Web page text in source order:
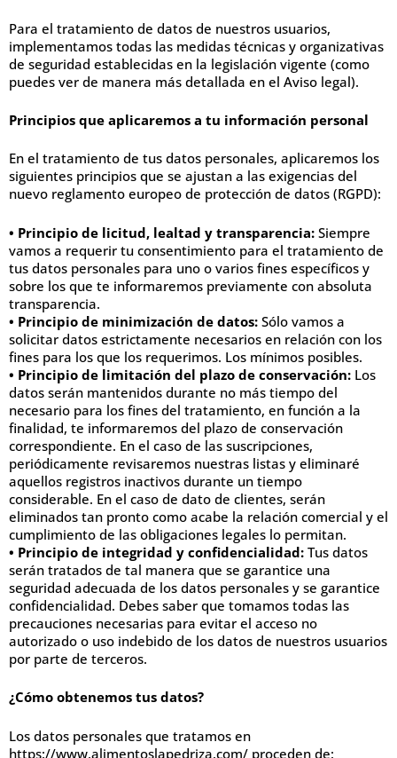
Para el tratamiento de datos de nuestros usuarios,
implementamos todas las medidas técnicas y organizativas
de seguridad establecidas en la legislación vigente (como
puedes ver de manera más detallada en el Aviso legal).
Principios que aplicaremos a tu información personal
En el tratamiento de tus datos personales, aplicaremos los
siguientes principios que se ajustan a las exigencias del
nuevo reglamento europeo de protección de datos (RGPD):
• Principio de licitud, lealtad y transparencia: Siempre
vamos a requerir tu consentimiento para el tratamiento de
tus datos personales para uno o varios fines específicos y
sobre los que te informaremos previamente con absoluta
transparencia.
• Principio de minimización de datos: Sólo vamos a
solicitar datos estrictamente necesarios en relación con los
fines para los que los requerimos. Los mínimos posibles.
• Principio de limitación del plazo de conservación: Los
datos serán mantenidos durante no más tiempo del
necesario para los fines del tratamiento, en función a la
finalidad, te informaremos del plazo de conservación
correspondiente. En el caso de las suscripciones,
periódicamente revisaremos nuestras listas y eliminaré
aquellos registros inactivos durante un tiempo
considerable. En el caso de dato de clientes, serán
eliminados tan pronto como acabe la relación comercial y el
cumplimiento de las obligaciones legales lo permitan.
• Principio de integridad y confidencialidad: Tus datos
serán tratados de tal manera que se garantice una
seguridad adecuada de los datos personales y se garantice
confidencialidad. Debes saber que tomamos todas las
precauciones necesarias para evitar el acceso no
autorizado o uso indebido de los datos de nuestros usuarios
por parte de terceros.
¿Cómo obtenemos tus datos?
Los datos personales que tratamos en
https://www.alimentoslapedriza.com/ proceden de: